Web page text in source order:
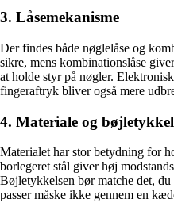
3. Låsemekanisme
Der findes både nøglelåse og
sikre, mens kombinationslåse
at holde styr på nøgler.
fingeraftryk bliver også mere
4. Materiale og
Materialet har stor betydning for
borlegeret stål giver høj
Bøjletykkelsen bør matche det,
passer måske ikke gennem en